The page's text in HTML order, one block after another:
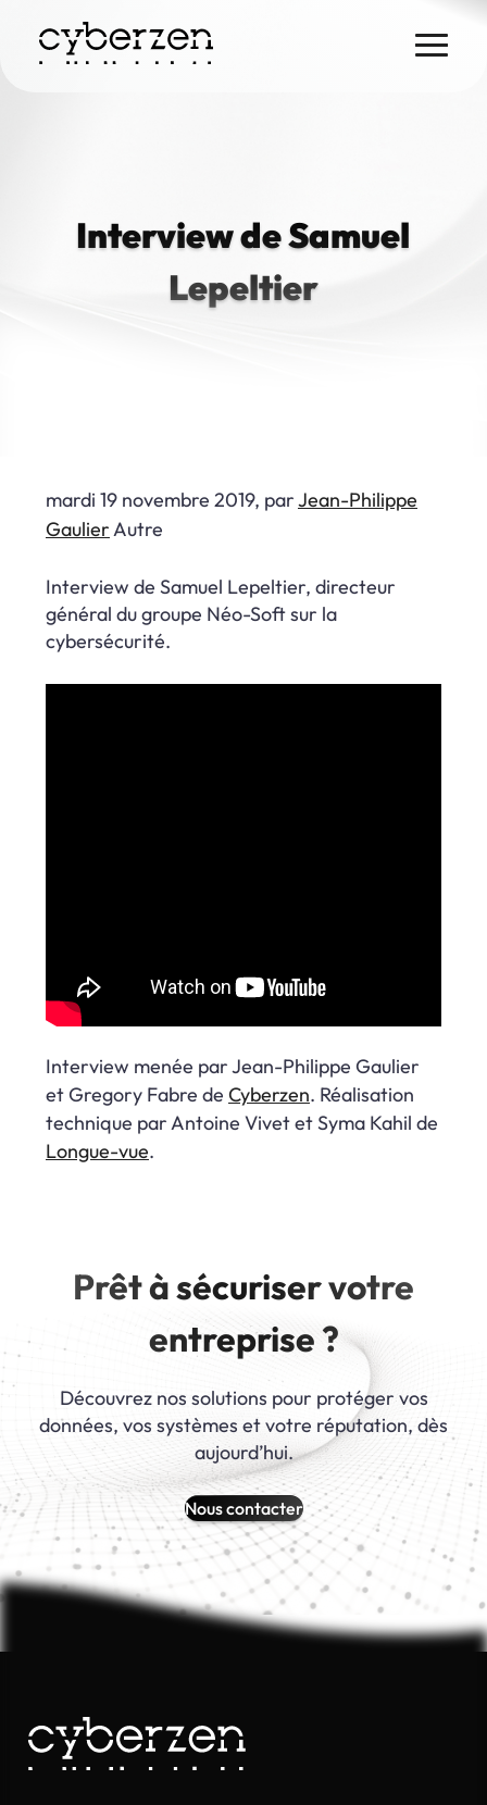
content
Interview de Samuel
Lepeltier
mardi 19 novembre 2019, parJean-Philippe
GaulierAutre
Interview de Samuel Lepeltier, directeur
général du groupe Néo-Soft sur la
cybersécurité.
Interview menée par Jean-Philippe Gaulier
et Gregory Fabre de Cyberzen. Réalisation
technique par Antoine Vivet et Syma Kahil de
Longue-vue.
Prêt à sécuriser votre
entreprise ?
Découvrez nos solutions pour protéger vos
données, vos systèmes et votre réputation, dès
aujourd’hui.
Nous contacter